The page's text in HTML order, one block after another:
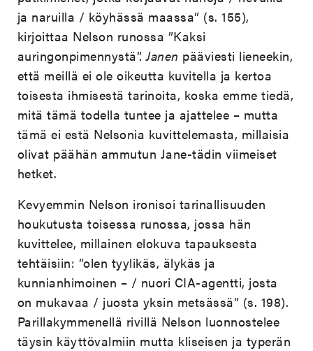
ja naruilla / köyhässä maassa” (s. 155),
kirjoittaa Nelson runossa ”Kaksi
auringonpimennystä”.Janen pääviesti lieneekin,
että meillä ei ole oikeutta kuvitella ja kertoa
toisesta ihmisestä tarinoita, koska emme tiedä,
mitä tämä todella tuntee ja ajattelee – mutta
tämä ei estä Nelsonia kuvittelemasta, millaisia
olivat päähän ammutun Jane-tädin viimeiset
hetket.
Kevyemmin Nelson ironisoi tarinallisuuden
houkutusta toisessa runossa, jossa hän
kuvittelee, millainen elokuva tapauksesta
tehtäisiin: ”olen tyylikäs, älykäs ja
kunnianhimoinen – / nuori CIA-agentti, josta
on mukavaa / juosta yksin metsässä” (s. 198).
Parillakymmenellä rivillä Nelson luonnostelee
täysin käyttövalmiin mutta kliseisen ja typerän